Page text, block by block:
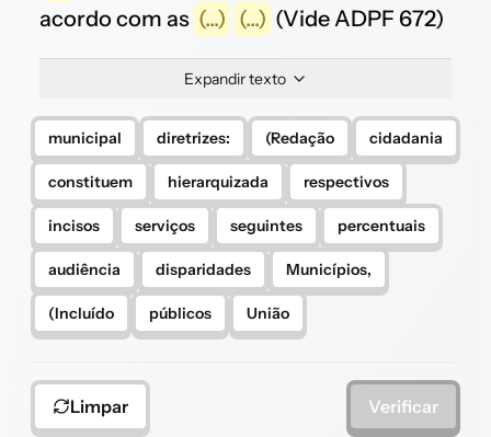
acordo com as (...) (...) (Vide ADPF 672)
Expandir texto
municipal diretrizes: (Redação cidadania
constituem hierarquizada respectivos
incisos serviços seguintes percentuais
audiência disparidades Municípios,
(Incluído públicos União
Limpar Verificar